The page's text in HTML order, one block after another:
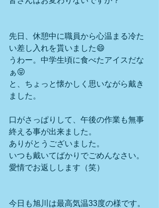
先日、休憩中に職員から心温まる冷た
い差し入れを貰いました😄
うわー。中学生頃に食べたアイスだな
ぁ😝
と、ちょっと懐かしく思いながら戴き
ました。
口がさっぱりして、午後の作業も無事
終える事が出来ました。
ありがとうございました。
いつも戴いてばかりでごめんなさい。
愛情でお返しします（笑）
今日も旭川は最高気温33度の様です。